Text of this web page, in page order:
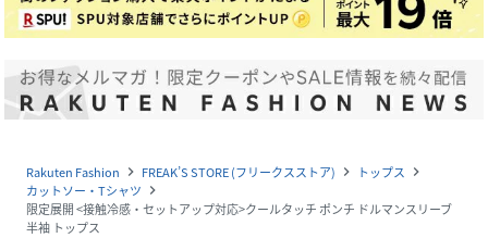
Rakuten Fashion navigate_next FREAK’S STORE (フリークスストア) navigate_next トップス navigate_next
カットソー・Tシャツ navigate_next
限定展開 <接触冷感・セットアップ対応>クールタッチ ポンチ ドルマンスリーブ
半袖 トップス